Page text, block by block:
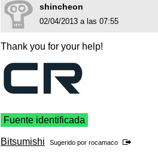
shincheon
02/04/2013 a las 07:55
Thank you for your help!
Fuente identificada
Bitsumishi Sugerido por rocamaco